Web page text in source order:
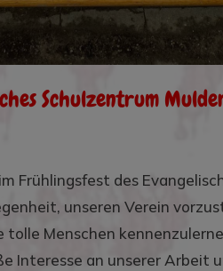
Schulzentrum
Frühlingsfest des
unseren Verein
tolle Menschen
Interesse an unserer Arbeit